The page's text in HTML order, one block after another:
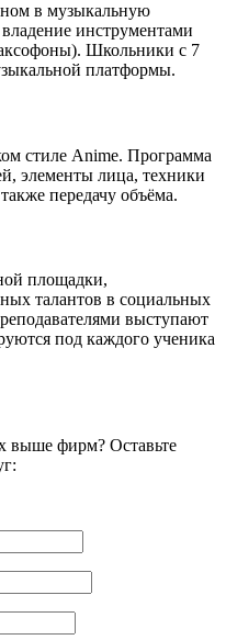
в музыкальную
инструментами
Школьники с 7
платформы.
стиле Anime. Программа
элементы лица, техники
передачу объёма.
площадки,
талантов в социальных
выступают
под каждого ученика
выше фирм? Оставьте